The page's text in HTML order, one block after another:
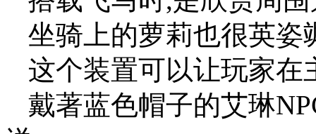
坐骑上的萝莉也很英姿
这个装置可以让玩家在
戴著蓝色帽子的艾琳